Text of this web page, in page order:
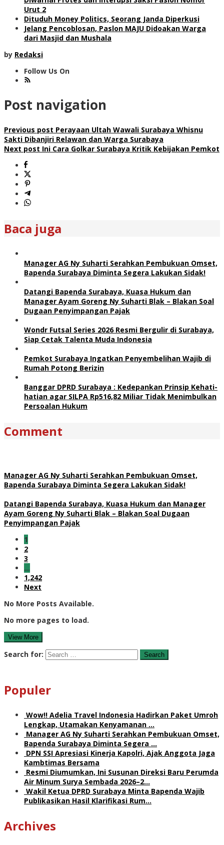
Urut 2
Dituduh Money Politics, Seorang Janda Diperkusi
Jelang Pencoblosan, Paslon MAJU Didoakan Warga
dari Masjid dan Mushala
by Redaksi
Follow Us On
Post navigation
Previous post Perayaan Ultah Wawali Surabaya Whisnu
Sakti Dibanjiri Relawan dan Warga Surabaya
Next post Ini Cara Golkar Surabaya Kritik Kebijakan Pemkot
Baca juga
Manager AG Ny Suharti Serahkan Pembukuan Omset,
Bapenda Surabaya Diminta Segera Lakukan Sidak!
Datangi Bapenda Surabaya, Kuasa Hukum dan
Manager Ayam Goreng Ny Suharti Blak – Blakan Soal
Dugaan Penyimpangan Pajak
Wondr Futsal Series 2026 Resmi Bergulir di Surabaya,
Siap Cetak Talenta Muda Indonesia
Pemkot Surabaya Ingatkan Penyembelihan Wajib di
Rumah Potong Berizin
Banggar DPRD Surabaya : Kedepankan Prinsip Kehati-
hatian agar SILPA Rp516,82 Miliar Tidak Menimbulkan
Persoalan Hukum
Comment
Manager AG Ny Suharti Serahkan Pembukuan Omset,
Bapenda Surabaya Diminta Segera Lakukan Sidak!
Datangi Bapenda Surabaya, Kuasa Hukum dan Manager
Ayam Goreng Ny Suharti Blak – Blakan Soal Dugaan
Penyimpangan Pajak
1
2
3
…
1,242
Next
No More Posts Available.
No more pages to load.
View More
Search for:
Populer
Wow!! Adelia Travel Indonesia Hadirkan Paket Umroh
Lengkap, Utamakan Kenyamanan …
Manager AG Ny Suharti Serahkan Pembukuan Omset,
Bapenda Surabaya Diminta Segera …
DPN SSI Apresiasi Kinerja Kapolri, Ajak Anggota Jaga
Kambtimas Bersama
Resmi Diumumkan, Ini Susunan Direksi Baru Perumda
Air Minum Surya Sembada 2026–2…
Wakil Ketua DPRD Surabaya Minta Bapenda Wajib
Publikasikan Hasil Klarifikasi Rum…
Archives